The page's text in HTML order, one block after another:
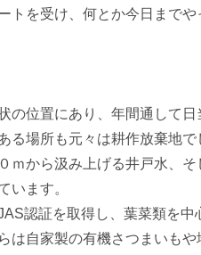
トを受け、何とか今日まで
の位置にあり、年間通して
る場所も元々は耕作放棄地
ｍから汲み上げる井戸水、
います。
認証を取得し、葉菜類を中
は自家製の有機さつまいも